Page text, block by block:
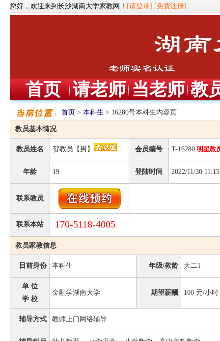
您好，欢迎来到长沙湖南大学家教网！ [请登录] [免费注册]
首页 请老师 当老师 教
首页 > 本科生 > 16280号本科生内容页
教员基本情况
教员姓名 贺教员【男】 会员编号 T-16280 明星教
年龄 19 登陆时间 2022/11/30
联系教员
联系本站 170-5118-4005
教员家教信息
目前身份 本科生 年级/教龄 大二1
单 位
学 校
金融学湖南大学 期望薪酬 100 元/小时
辅导方式 教师上门网络辅导